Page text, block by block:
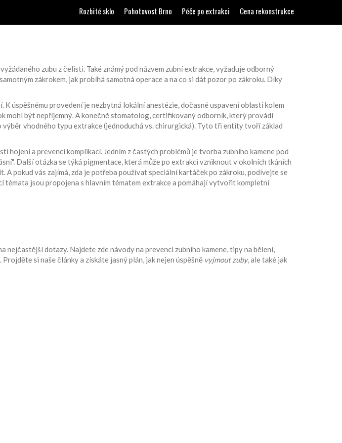
Rozbité sklo Pohotovost Brno Péče po extrakci Cena rekonstrukce
zubu z čelisti. Také známý pod názvem zubní extrakce, vyžaduje odborný
zákrokem, jak probíhá samotná operace a na co si dát pozor po zákroku. Díky
. K úspěšnému provedení je nezbytná lokální anestézie,dočasné uspavení oblasti kolem
mohl být nepříjemný. A konečněstomatolog,certifikovaný odborník, který provádí
vhodného typu extrakce (jednoduchá vs. chirurgická). Tyto tři entity tvoří základ
hojení a prevenci komplikací. Jedním z častých problémů je tvorba zubního kamene pod
Další otázka se týká pigmentace, která může po extrakci vzniknout v okolních tkáních
A pokud vás zajímá, zda je potřeba používat speciální kartáček po zákroku, podívejte se
jsou propojena s hlavním tématem extrakce a pomáhají vytvořit kompletní
dotazy. Najdete zde návody na prevenci zubního kamene, tipy na bělení,
si naše články a získáte jasný plán, jak nejen úspěšně vyjmout zuby, ale také jak